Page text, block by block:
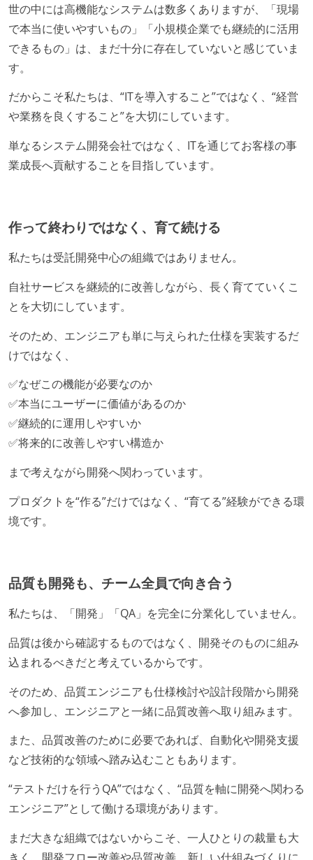
世の中には高機能なシステムは数多くありますが、「現場
で本当に使いやすいもの」「小規模企業でも継続的に活用
できるもの」は、まだ十分に存在していないと感じていま
す。
だからこそ私たちは、“ITを導入すること”ではなく、“経営
や業務を良くすること”を大切にしています。
単なるシステム開発会社ではなく、ITを通じてお客様の事
業成長へ貢献することを目指しています。
作って終わりではなく、育て続ける
私たちは受託開発中心の組織ではありません。
自社サービスを継続的に改善しながら、長く育てていくこ
とを大切にしています。
そのため、エンジニアも単に与えられた仕様を実装するだ
けではなく、
✅なぜこの機能が必要なのか
✅本当にユーザーに価値があるのか
✅継続的に運用しやすいか
✅将来的に改善しやすい構造か
まで考えながら開発へ関わっています。
プロダクトを“作る”だけではなく、“育てる”経験ができる環
境です。
品質も開発も、チーム全員で向き合う
私たちは、「開発」「QA」を完全に分業化していません。
品質は後から確認するものではなく、開発そのものに組み
込まれるべきだと考えているからです。
そのため、品質エンジニアも仕様検討や設計段階から開発
へ参加し、エンジニアと一緒に品質改善へ取り組みます。
また、品質改善のために必要であれば、自動化や開発支援
など技術的な領域へ踏み込むこともあります。
“テストだけを行うQA”ではなく、“品質を軸に開発へ関わる
エンジニア”として働ける環境があります。
まだ大きな組織ではないからこそ、一人ひとりの裁量も大